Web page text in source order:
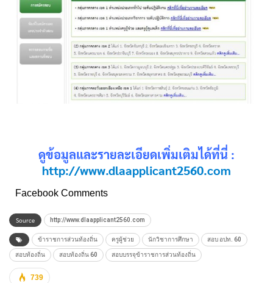
ดูข้อมูลและรายละเอียดเพิ่มเติมได้ที่นี่ :
http://www.dlaapplicant2560.com
Facebook Comments
Source http://www.dlaapplicant2560.com
ข้าราชการส่วนท้องถิ่น ครูผู้ช่วย นักวิชาการศึกษา สอบ อปท. 60
สอบท้องถิ่น สอบท้องถิ่น 60 สอบบรรจุข้าราชการส่วนท้องถิ่น
739